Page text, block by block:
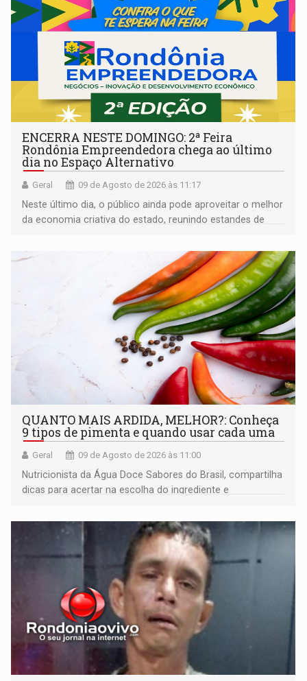
ENCERRA NESTE DOMINGO: 2ª Feira
Rondônia Empreendedora chega ao último
dia no Espaço Alternativo
Geral 09 de Agosto de 2026 às 11:17
Neste último dia, o público ainda pode aproveitar o melhor
da economia criativa do estado, reunindo estandes de
QUANTO MAIS ARDIDA, MELHOR?: Conheça
9 tipos de pimenta e quando usar cada uma
Geral 09 de Agosto de 2026 às 11:00
Nutricionista da Água Doce Sabores do Brasil, compartilha
dicas para acertar na escolha do ingrediente e